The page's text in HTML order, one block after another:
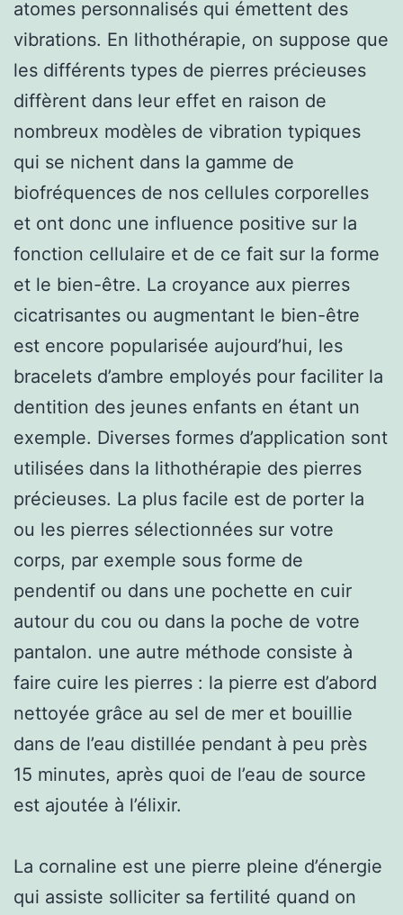
atomes personnalisés qui émettent des
vibrations. En lithothérapie, on suppose que
les différents types de pierres précieuses
diffèrent dans leur effet en raison de
nombreux modèles de vibration typiques
qui se nichent dans la gamme de
biofréquences de nos cellules corporelles
et ont donc une influence positive sur la
fonction cellulaire et de ce fait sur la forme
et le bien-être. La croyance aux pierres
cicatrisantes ou augmentant le bien-être
est encore popularisée aujourd’hui, les
bracelets d’ambre employés pour faciliter la
dentition des jeunes enfants en étant un
exemple. Diverses formes d’application sont
utilisées dans la lithothérapie des pierres
précieuses. La plus facile est de porter la
ou les pierres sélectionnées sur votre
corps, par exemple sous forme de
pendentif ou dans une pochette en cuir
autour du cou ou dans la poche de votre
pantalon. une autre méthode consiste à
faire cuire les pierres : la pierre est d’abord
nettoyée grâce au sel de mer et bouillie
dans de l’eau distillée pendant à peu près
15 minutes, après quoi de l’eau de source
est ajoutée à l’élixir.
La cornaline est une pierre pleine d’énergie
qui assiste solliciter sa fertilité quand on